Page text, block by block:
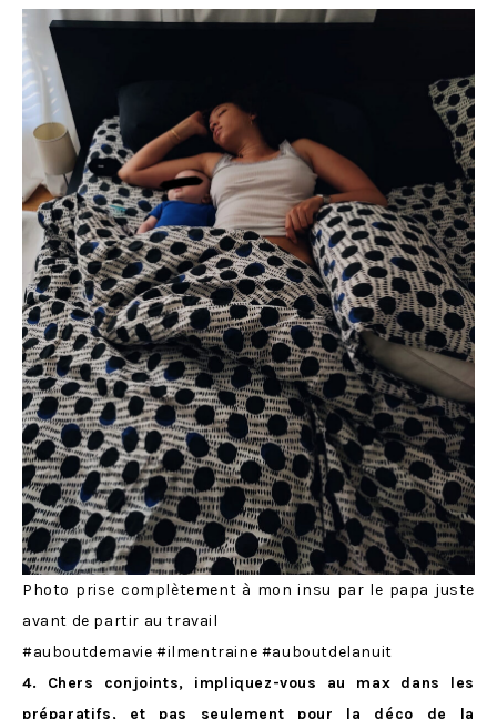
Photo prise complètement à mon insu par le papa juste
avant de partir au travail
#auboutdemavie #ilmentraine #auboutdelanuit
4. Chers conjoints, impliquez-vous au max dans les
préparatifs, et pas seulement pour la déco de la